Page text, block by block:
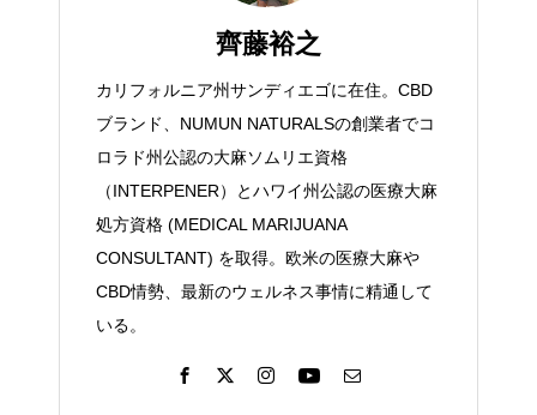
齊藤裕之
カリフォルニア州サンディエゴに在住。CBD
ブランド、NUMUN NATURALSの創業者でコ
ロラド州公認の大麻ソムリエ資格
（INTERPENER）とハワイ州公認の医療大麻
処方資格 (MEDICAL MARIJUANA
CONSULTANT) を取得。欧米の医療大麻や
CBD情勢、最新のウェルネス事情に精通して
いる。